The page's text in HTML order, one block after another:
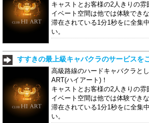
キャストとお客様の2人きりの雰
イベート空間は他では体験でき
滞在されている1分1秒をに全集
い。
すすきの最上級キャバクラのサービスを
高級路線のハードキャバクラと
ART(ハイアート)！
キャストとお客様の2人きりの雰
イベート空間は他では体験でき
滞在されている1分1秒をに全集
い。